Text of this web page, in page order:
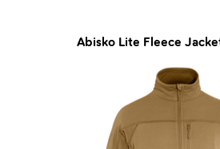
Abisko Lite Fleece